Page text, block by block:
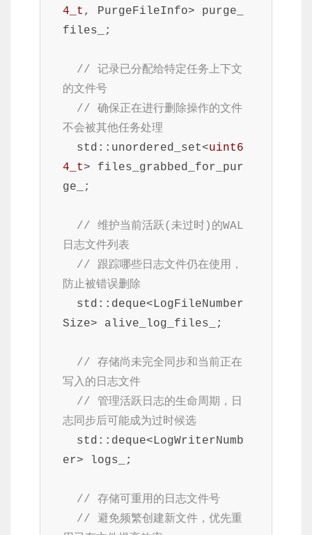
4_t , PurgeFileInfo> purge_
files_;
// 记录已分配给特定任务上下文
的文件号
// 确保正在进行删除操作的文件
不会被其他任务处理
  std::unordered_set<
uint6
4_t> files_grabbed_for_pur
ge_;
// 维护当前活跃(未过时)的WAL
日志文件列表
// 跟踪哪些日志文件仍在使用，
防止被错误删除
Size> alive_log_files_;
// 存储尚未完全同步和当前正在
写入的日志文件
// 管理活跃日志的生命周期，日
志同步后可能成为过时候选
er> logs_;
// 存储可重用的日志文件号
// 避免频繁创建新文件，优先重